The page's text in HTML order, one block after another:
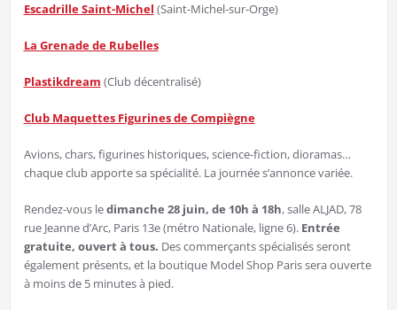
Escadrille Saint-Michel (Saint-Michel-sur-Orge)
La Grenade de Rubelles
Plastikdream (Club décentralisé)
Club Maquettes Figurines de Compiègne
Avions, chars, figurines historiques, science-fiction, dioramas…
chaque club apporte sa spécialité. La journée s’annonce variée.
Rendez-vous ledimanche 28 juin, de 10h à 18h, salle ALJAD, 78
rue Jeanne d’Arc, Paris 13e (métro Nationale, ligne 6). Entrée
gratuite, ouvert à tous. Des commerçants spécialisés seront
également présents, et la boutique Model Shop Paris sera ouverte
à moins de 5 minutes à pied.